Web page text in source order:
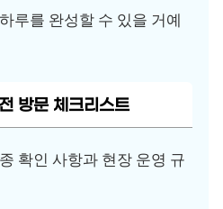
루를 완성할 수 있을 거예
방문 체크리스트
확인 사항과 현장 운영 규